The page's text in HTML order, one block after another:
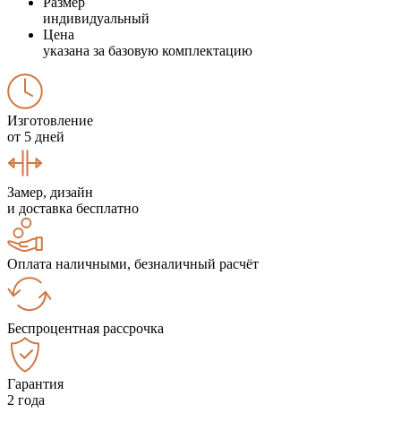
индивидуальный
Цена
указана за базовую комплектацию
Изготовление
от 5 дней
Замер, дизайн
и доставка бесплатно
Оплата наличными, безналичный расчёт
Беспроцентная рассрочка
Гарантия
2 года